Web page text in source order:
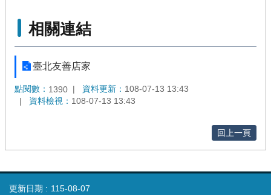
相關連結
臺北友善店家
點閱數： 1390 資料更新： 108-07-13 13:43
資料檢視： 108-07-13 13:43
回上一頁
更新日期
115-08-07